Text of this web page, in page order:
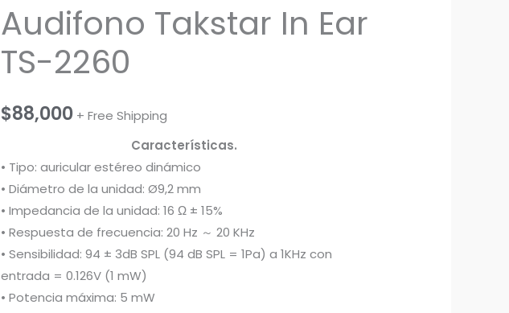
Audifono Takstar In Ear
TS-2260
$88,000 + Free Shipping
Características.
• Tipo: auricular estéreo dinámico
• Diámetro de la unidad: Ø9,2 mm
• Impedancia de la unidad: 16 Ω ± 15%
• Respuesta de frecuencia: 20 Hz ～ 20 KHz
• Sensibilidad: 94 ± 3dB SPL (94 dB SPL = 1Pa) a 1KHz con
entrada = 0.126V (1 mW)
• Potencia máxima: 5 mW